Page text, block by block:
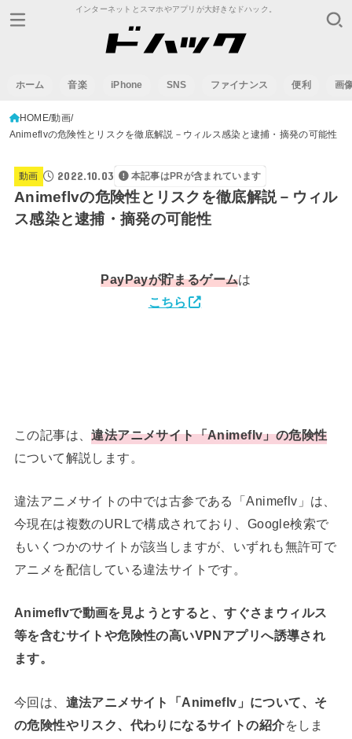
インターネットとスマホやアプリが大好きなドハック。
ホーム 音楽 iPhone SNS ファイナンス 便利 画
HOME 動画
Animeflvの危険性とリスクを徹底解説－ウィルス感染と逮捕・摘発の可能性
動画 2022.10.03 本記事はPRが含まれています
Animeflvの危険性とリスクを徹底解説－ウィル
ス感染と逮捕・摘発の可能性
PayPayが貯まるゲームは
こちら
この記事は、違法アニメサイト「Animeflv」の危険性
について解説します。
違法アニメサイトの中では古参である「Animeflv」は、
今現在は複数のURLで構成されており、Google検索で
もいくつかのサイトが該当しますが、いずれも無許可で
アニメを配信している違法サイトです。
Animeflvで動画を見ようとすると、すぐさまウィルス
等を含むサイトや危険性の高いVPNアプリへ誘導され
ます。
今回は、 違法アニメサイト「Animeflv」について、そ
の危険性やリスク、代わりになるサイトの紹介をしま